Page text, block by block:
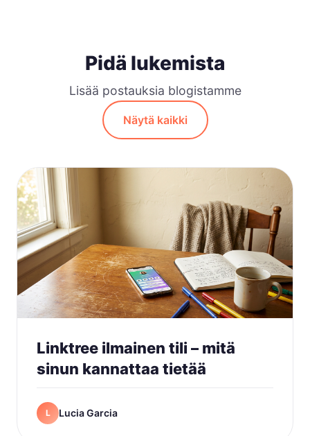
Pidä lukemista
Lisää postauksia blogistamme
Näytä kaikki
Linktree ilmainen tili – mitä
sinun kannattaa tietää
L Lucia Garcia